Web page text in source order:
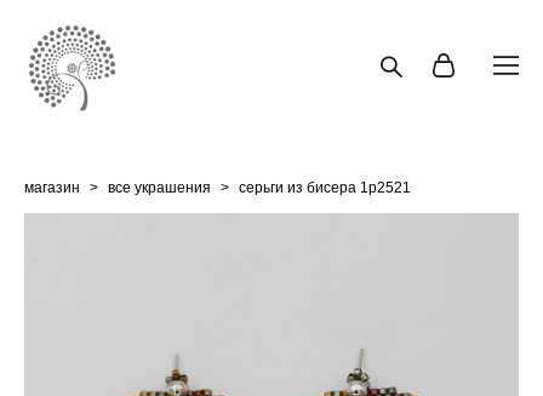
магазин > все украшения > серьги из бисера 1p2521